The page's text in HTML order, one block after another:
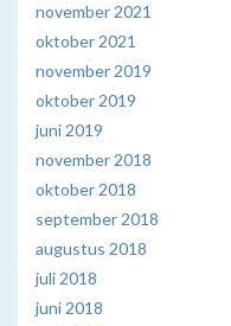
november 2021
oktober 2021
november 2019
oktober 2019
juni 2019
november 2018
oktober 2018
september 2018
augustus 2018
juli 2018
juni 2018